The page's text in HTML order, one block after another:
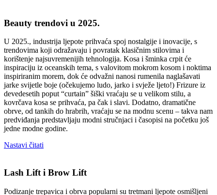
Beauty trendovi u 2025.
U 2025., industrija ljepote prihvaća spoj nostalgije i inovacije, s
trendovima koji odražavaju i povratak klasičnim stilovima i
korištenje najsuvremenijih tehnologija. Kosa i šminka crpit će
inspiraciju iz oceanskih tema, s valovitom mokrom kosom i noktima
inspiriranim morem, dok će odvažni nanosi rumenila naglašavati
jarke svijetle boje (očekujemo ludo, jarko i svježe ljeto!) Frizure iz
devedesetih poput “curtain” šiški vraćaju se u velikom stilu, a
kovrčava kosa se prihvaća, pa čak i slavi. Dodatno, dramatične
obrve, od tankih do hrabrih, vraćaju se na modnu scenu – takva nam
predviđanja predstavljaju modni stručnjaci i časopisi na početku još
jedne modne godine.
Nastavi čitati
Lash Lift i Brow Lift
Podizanje trepavica i obrva popularni su tretmani ljepote osmišljeni